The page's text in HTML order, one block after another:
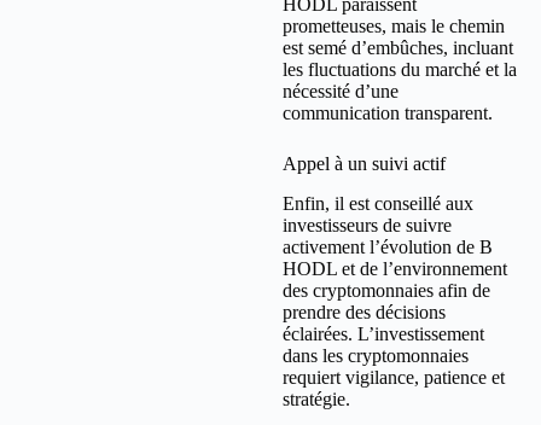
prometteuses, mais le chemin
est semé d’embûches, incluant
les fluctuations du marché et la
nécessité d’une
communication transparent.
Appel à un suivi actif
Enfin, il est conseillé aux
investisseurs de suivre
activement l’évolution de B
HODL et de l’environnement
des cryptomonnaies afin de
prendre des décisions
éclairées. L’investissement
dans les cryptomonnaies
requiert vigilance, patience et
stratégie.